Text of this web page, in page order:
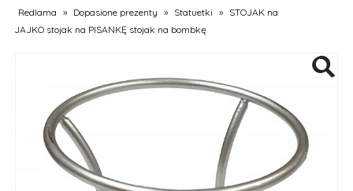
Redlama » Dopasione prezenty » Statuetki » STOJAK na
JAJKO stojak na PISANKĘ stojak na bombkę